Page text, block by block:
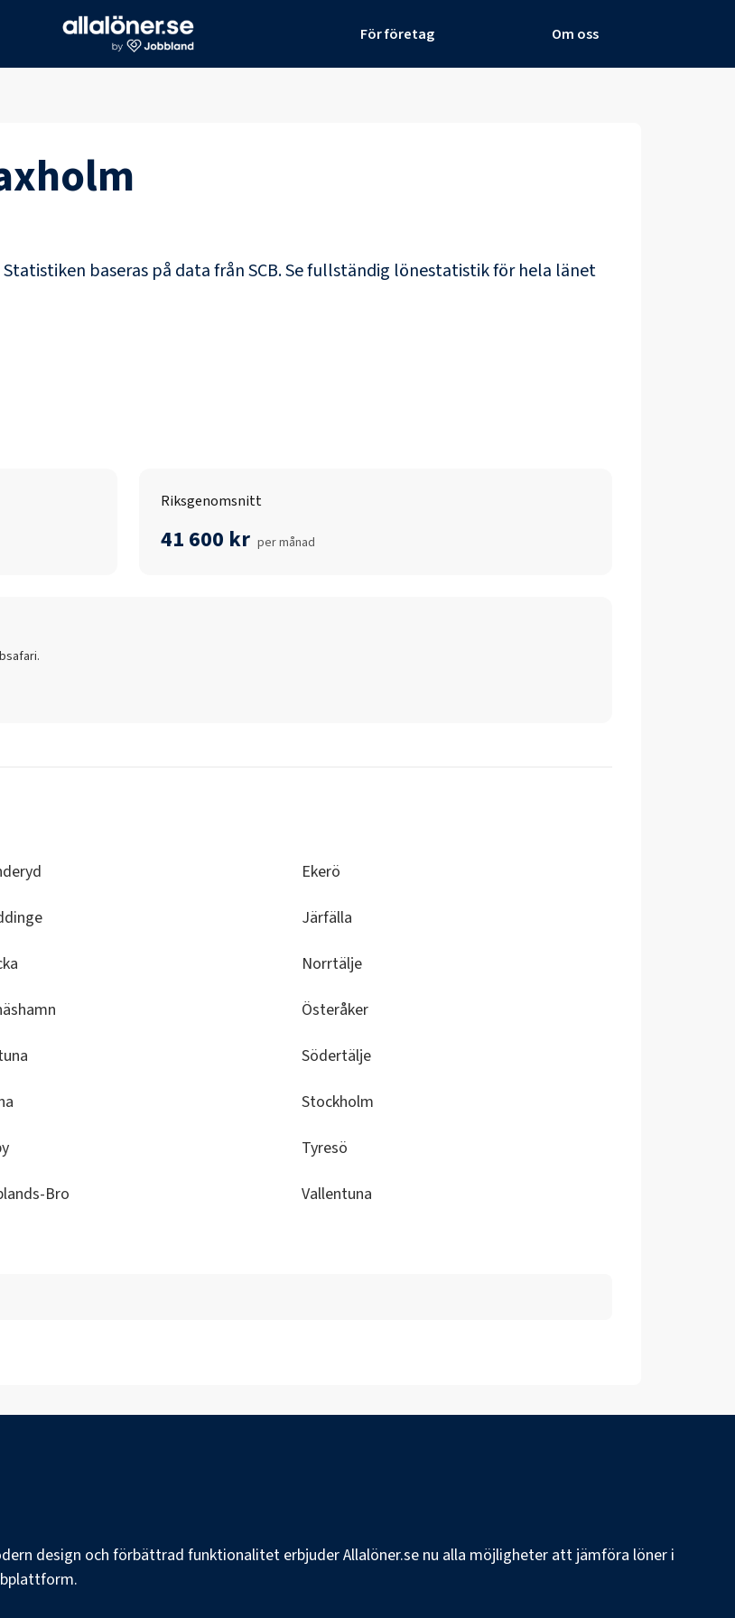
För företag Om oss
baseras på data från SCB.Se fullständig lönestatistik för hela länet
Riksgenomsnitt
41 600 kr per månad
Ekerö
Järfälla
Norrtälje
Österåker
Södertälje
Stockholm
Tyresö
Bro Vallentuna
design och förbättrad funktionalitet erbjuder Allalöner.se nu alla möjligheter att jämföra löner i